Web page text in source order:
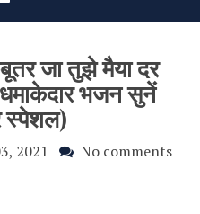
जा तुझे मैया दर
भजन सुनें
स्पेशल)
2021 No comments